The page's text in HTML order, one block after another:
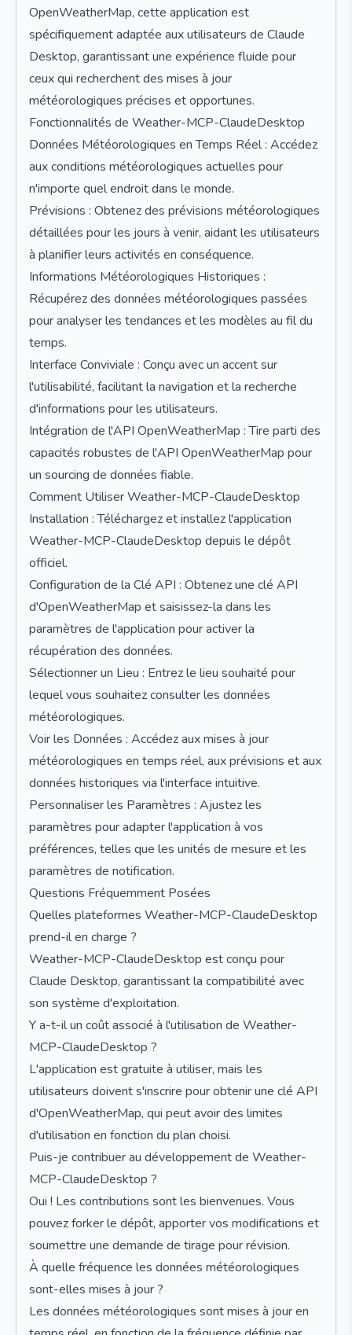
OpenWeatherMap, cette application est
spécifiquement adaptée aux utilisateurs de Claude
Desktop, garantissant une expérience fluide pour
ceux qui recherchent des mises à jour
météorologiques précises et opportunes.
Fonctionnalités de Weather-MCP-ClaudeDesktop
Données Météorologiques en Temps Réel : Accédez
aux conditions météorologiques actuelles pour
n'importe quel endroit dans le monde.
Prévisions : Obtenez des prévisions météorologiques
détaillées pour les jours à venir, aidant les utilisateurs
à planifier leurs activités en conséquence.
Informations Météorologiques Historiques :
Récupérez des données météorologiques passées
pour analyser les tendances et les modèles au fil du
temps.
Interface Conviviale : Conçu avec un accent sur
l'utilisabilité, facilitant la navigation et la recherche
d'informations pour les utilisateurs.
Intégration de l'API OpenWeatherMap : Tire parti des
capacités robustes de l'API OpenWeatherMap pour
un sourcing de données fiable.
Comment Utiliser Weather-MCP-ClaudeDesktop
Installation : Téléchargez et installez l'application
Weather-MCP-ClaudeDesktop depuis le dépôt
officiel.
Configuration de la Clé API : Obtenez une clé API
d'OpenWeatherMap et saisissez-la dans les
paramètres de l'application pour activer la
récupération des données.
Sélectionner un Lieu : Entrez le lieu souhaité pour
lequel vous souhaitez consulter les données
météorologiques.
Voir les Données : Accédez aux mises à jour
météorologiques en temps réel, aux prévisions et aux
données historiques via l'interface intuitive.
Personnaliser les Paramètres : Ajustez les
paramètres pour adapter l'application à vos
préférences, telles que les unités de mesure et les
paramètres de notification.
Questions Fréquemment Posées
Quelles plateformes Weather-MCP-ClaudeDesktop
prend-il en charge ?
Weather-MCP-ClaudeDesktop est conçu pour
Claude Desktop, garantissant la compatibilité avec
son système d'exploitation.
Y a-t-il un coût associé à l'utilisation de Weather-
MCP-ClaudeDesktop ?
L'application est gratuite à utiliser, mais les
utilisateurs doivent s'inscrire pour obtenir une clé API
d'OpenWeatherMap, qui peut avoir des limites
d'utilisation en fonction du plan choisi.
Puis-je contribuer au développement de Weather-
MCP-ClaudeDesktop ?
Oui ! Les contributions sont les bienvenues. Vous
pouvez forker le dépôt, apporter vos modifications et
soumettre une demande de tirage pour révision.
À quelle fréquence les données météorologiques
sont-elles mises à jour ?
Les données météorologiques sont mises à jour en